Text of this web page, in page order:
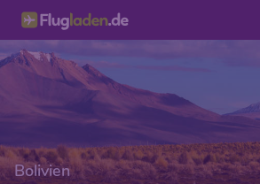
Bolivien